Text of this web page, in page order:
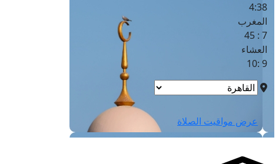
4:38
المغرب
7 : 45
العشاء
9 :10
عرض مواقيت الصلاة